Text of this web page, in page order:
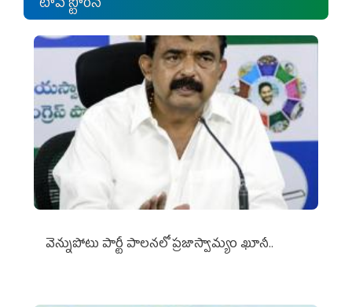
వెన్నుపోటు పార్టీ పాలనలో ప్రజాస్వామ్యం ఖూనీ..